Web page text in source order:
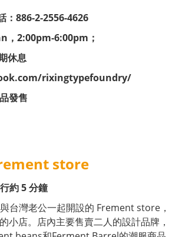
：886-2-2556-4626
，2:00pm-6:00pm；
休息
rixingtypefoundry/
發售
store
約 5 分鐘
台灣老公一起開設的 Frement store，
小店。店內主要售賣二人的設計品牌，